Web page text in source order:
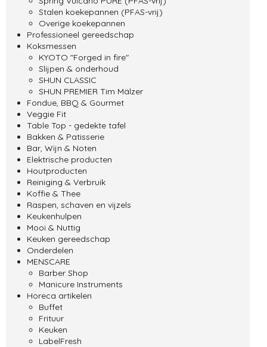
Stalen koekepannen (PFAS-vrij)
Overige koekepannen
Professioneel gereedschap
Koksmessen
KYOTO "Forged in fire"
Slijpen & onderhoud
SHUN CLASSIC
SHUN PREMIER Tim Mälzer
Fondue, BBQ & Gourmet
Veggie Fit
Table Top - gedekte tafel
Bakken & Patisserie
Bar, Wijn & Noten
Elektrische producten
Houtproducten
Reiniging & Verbruik
Koffie & Thee
Raspen, schaven en vijzels
Keukenhulpen
Mooi & Nuttig
Keuken gereedschap
Onderdelen
MENSCARE
Barber Shop
Manicure Instruments
Horeca artikelen
Buffet
Frituur
Keuken
LabelFresh